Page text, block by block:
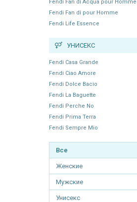
Fendi Fan di Acqua pour Homme
Fendi Fan di pour Homme
Fendi Life Essence
УНИСЕКС
Fendi Casa Grande
Fendi Ciao Amore
Fendi Dolce Bacio
Fendi La Baguette
Fendi Perche No
Fendi Prima Terra
Fendi Sempre Mio
Все
Женские
Мужские
Унисекс